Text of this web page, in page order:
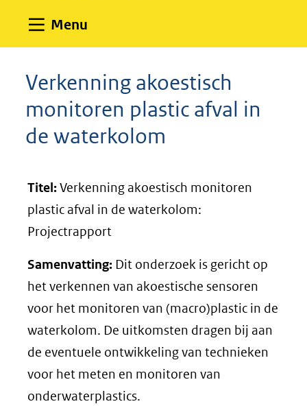
Menu
Verkenning akoestisch
monitoren plastic afval in
de waterkolom
Titel:Verkenning akoestisch monitoren
plastic afval in de waterkolom:
Projectrapport
Samenvatting: Dit onderzoek is gericht op
het verkennen van akoestische sensoren
voor het monitoren van (macro)plastic in de
waterkolom. De uitkomsten dragen bij aan
de eventuele ontwikkeling van technieken
voor het meten en monitoren van
onderwaterplastics.